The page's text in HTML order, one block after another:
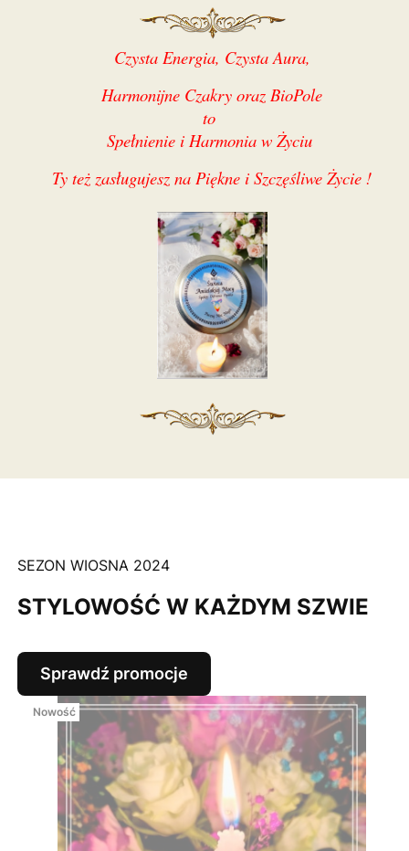
Czysta Energia, Czysta Aura,
Harmonijne Czakry oraz BioPole
to
Spełnienie i Harmonia w Życiu
Ty też zasługujesz na Piękne i Szczęśliwe Życie !
SEZON WIOSNA 2024
STYLOWOŚĆ W KAŻDYM SZWIE
Sprawdź promocje
Nowość